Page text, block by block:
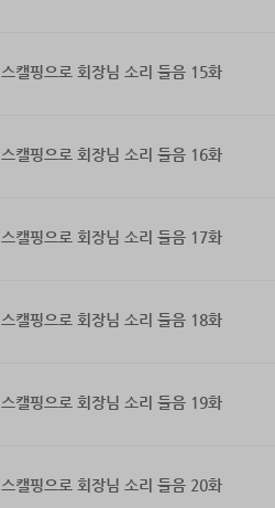
스캘핑으로 회장님 소리 들음 15화
스캘핑으로 회장님 소리 들음 16화
스캘핑으로 회장님 소리 들음 17화
스캘핑으로 회장님 소리 들음 18화
스캘핑으로 회장님 소리 들음 19화
스캘핑으로 회장님 소리 들음 20화